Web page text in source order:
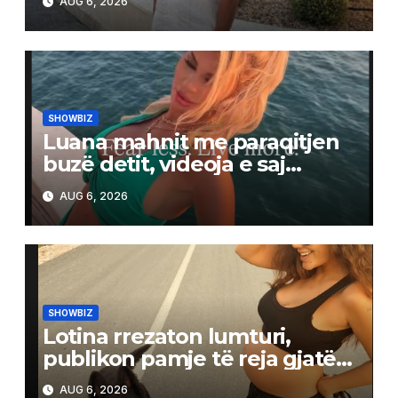
SHOWBIZ
Luana mahnit me paraqitjen
buzë detit, videoja e saj
tërheq vëmendjen në rrjet
AUG 6, 2026
SHOWBIZ
Lotina rrezaton lumturi,
publikon pamje të reja gjatë
shtatzënisë
AUG 6, 2026